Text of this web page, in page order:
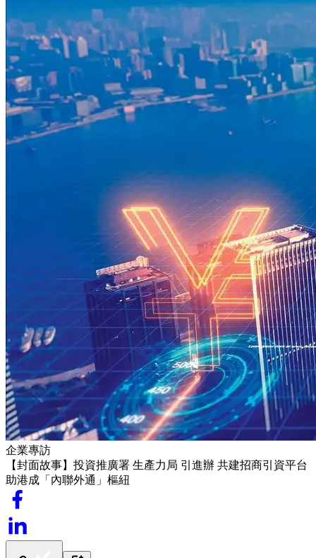
企業專訪
【封面故事】投資推廣署 生產力局 引進辦 共建招商引資平台
助港成「內聯外通」樞紐